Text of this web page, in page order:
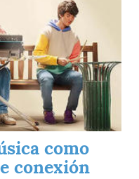
como
conexión